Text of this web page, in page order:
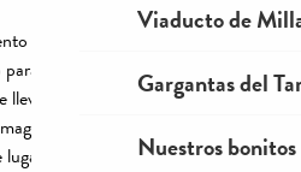
Viaducto de
Gargantas del
Nuestros
del río acompañado por un
descubrir todos sus secretos.
llevar por la corriente… Una forma
cañones de la región.
mágicos!